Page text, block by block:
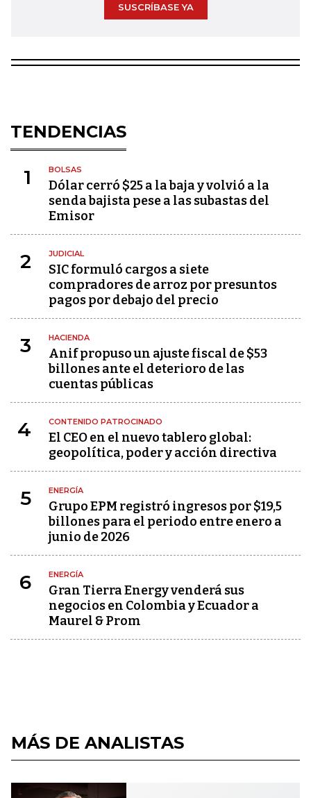
SUSCRÍBASE YA
TENDENCIAS
1 BOLSAS
Dólar cerró $25 a la baja y volvió a la
senda bajista pese a las subastas del
Emisor
2 JUDICIAL
SIC formuló cargos a siete
compradores de arroz por presuntos
pagos por debajo del precio
3 HACIENDA
Anif propuso un ajuste fiscal de $53
billones ante el deterioro de las
cuentas públicas
4 CONTENIDO PATROCINADO
El CEO en el nuevo tablero global:
geopolítica, poder y acción directiva
5 ENERGÍA
Grupo EPM registró ingresos por $19,5
billones para el periodo entre enero a
junio de 2026
6 ENERGÍA
Gran Tierra Energy venderá sus
negocios en Colombia y Ecuador a
Maurel & Prom
MÁS DE ANALISTAS